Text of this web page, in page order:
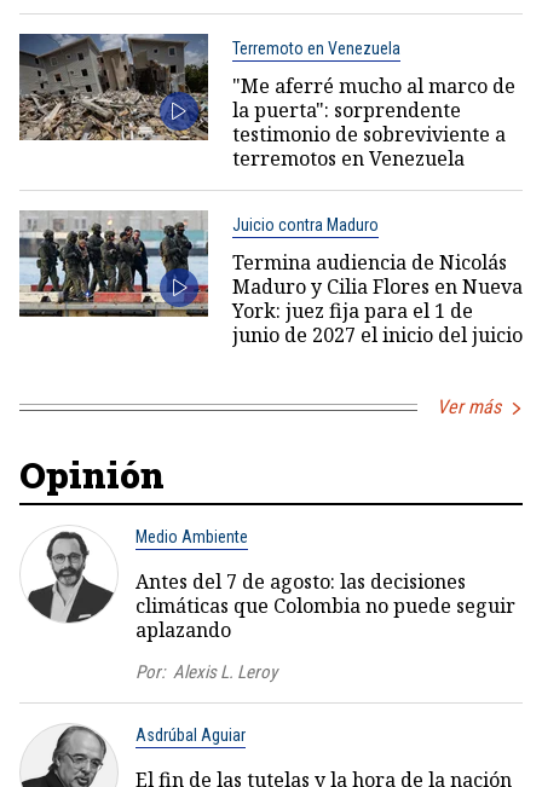
Terremoto en Venezuela
"Me aferré mucho al marco de
la puerta": sorprendente
testimonio de sobreviviente a
terremotos en Venezuela
Juicio contra Maduro
Termina audiencia de Nicolás
Maduro y Cilia Flores en Nueva
York: juez fija para el 1 de
junio de 2027 el inicio del juicio
Ver más
Opinión
Medio Ambiente
Antes del 7 de agosto: las decisiones
climáticas que Colombia no puede seguir
aplazando
Por: Alexis L. Leroy
Asdrúbal Aguiar
El fin de las tutelas y la hora de la nación